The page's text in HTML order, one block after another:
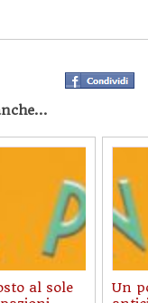
al sole
Un